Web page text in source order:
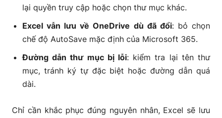
lại quyền truy cập hoặc chọn thư mục khác.
Excel vẫn lưu về OneDrive dù đã đổi: bỏ chọn
chế độ AutoSave mặc định của Microsoft 365.
Đường dẫn thư mục bị lỗi: kiểm tra lại tên thư
mục, tránh ký tự đặc biệt hoặc đường dẫn quá
dài.
Chỉ cần khắc phục đúng nguyên nhân, Excel sẽ lưu